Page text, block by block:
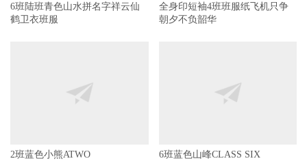
6班陆班青色山水拼名字祥云仙
鹤卫衣班服
全身印短袖4班班服纸飞机只争
朝夕不负韶华
2班蓝色小熊ATWO 6班蓝色山峰CLASS SIX